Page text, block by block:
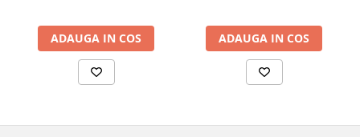
ADAUGA IN COS ADAUGA IN COS